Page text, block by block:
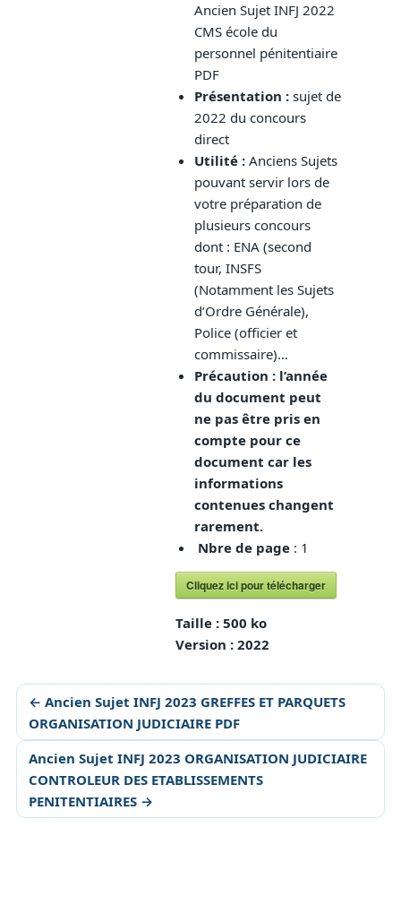
Ancien Sujet INFJ 2022
CMS école du
personnel pénitentiaire
PDF
Présentation :sujet de
2022 du concours
direct
Utilité : Anciens Sujets
pouvant servir lors de
votre préparation de
plusieurs concours
dont : ENA (second
tour, INSFS
(Notamment les Sujets
d’Ordre Générale),
Police (officier et
commissaire)…
Précaution : l’année
du document peut
ne pas être pris en
compte pour ce
document car les
informations
contenues changent
rarement.
Nbre de page : 1
Cliquez ici pour télécharger
Taille :500 ko
Version :2022
← Ancien Sujet INFJ 2023 GREFFES ET PARQUETS
ORGANISATION JUDICIAIRE PDF
Ancien Sujet INFJ 2023 ORGANISATION JUDICIAIRE
CONTROLEUR DES ETABLISSEMENTS
PENITENTIAIRES →